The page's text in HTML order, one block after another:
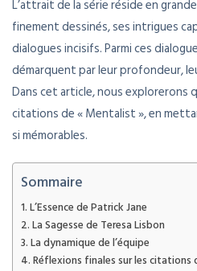
L’attrait de la série réside en
finement dessinés, ses intrigues
dialogues incisifs. Parmi ces
démarquent par leur profondeur,
Dans cet article, nous explorerons
citations de « Mentalist », en
si mémorables.
Sommaire
L’Essence de Patrick Jane
La Sagesse de Teresa Lisbon
La dynamique de l’équipe
Réflexions finales sur les citations